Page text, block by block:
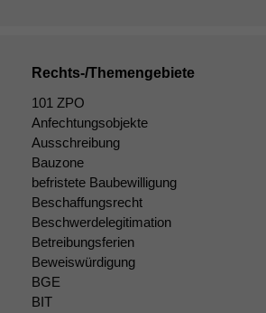
Rechts-/Themengebiete
101 ZPO
Anfechtungsobjekte
Ausschreibung
Bauzone
befristete Baubewilligung
Beschaffungsrecht
Beschwerdelegitimation
Betreibungsferien
Beweiswürdigung
BGE
BIT